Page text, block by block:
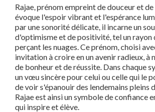
Rajae, prénom empreint de douceur et
évoque l'espoir vibrant et l'espérance
par une sonorité délicate, il incarne un
d'optimisme et de positivité, tel un rayon
perçant les nuages. Ce prénom, choisi
invitation à croire en un avenir radieux, à
de bonheur et de réussite. Dans chaque
un vœu sincère pour celui ou celle qui le
de voir s'épanouir des lendemains pleins
Rajae est ainsi un symbole de confiance
qui inspire et élève.